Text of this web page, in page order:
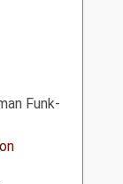
Funk-